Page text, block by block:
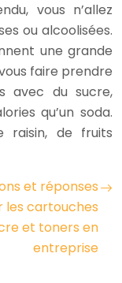
vous n’allez
ou alcoolisées.
une grande
faire prendre
avec du sucre,
qu’un soda.
raisin, de fruits
et réponses
les cartouches
et toners en
entreprise